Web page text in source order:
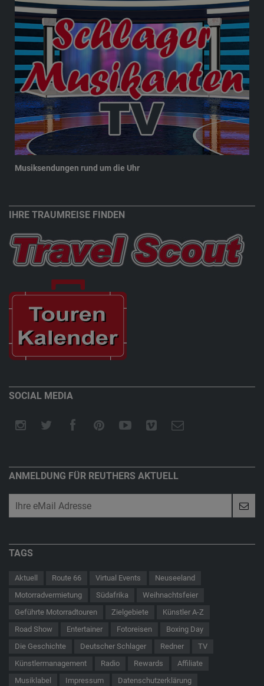
Musiksendungen rund um die Uhr
IHRE TRAUMREISE FINDEN
SOCIAL MEDIA
ANMELDUNG FÜR REUTHERS AKTUELL
TAGS
Aktuell Route 66 Virtual Events
Neuseeland
Motorradvermietung
Südafrika
Weihnachtsfeier
Geführte Motorradtouren
Zielgebiete
Künstler A-Z
Road Show
Entertainer Fotoreisen
Boxing Day
Die Geschichte
Deutscher Schlager Redner
TV
Künstlermanagement
Radio Rewards
Affiliate
Musiklabel
Impressum Datenschutzerklärung